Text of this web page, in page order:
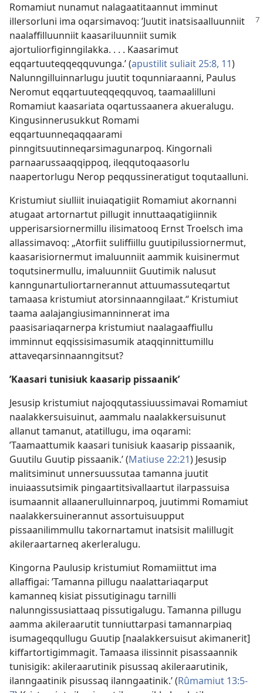
Romamiut nunamut nalagaatitaannut imminut
illersorluni ima oqarsimavoq: ’Juutit inatsisaalluunniit
naalaffilluunniit kaasariluunniit sumik
ajortuliorfiginngilakka. . . . Kaasarimut
eqqartuuteqqeqquvunga.’ (apustilit suliait 25:8, 11)
Nalunngilluinnarlugu juutit toqunniaraanni, Paulus
Neromut eqqartuuteqqeqquvoq, taamaalilluni
Romamiut kaasariata oqartussaanera akueralugu.
Kingusinnerusukkut Romami
eqqartuunneqaqqaarami
pinngitsuutinneqarsimagunarpoq. Kingornali
parnaarussaaqqippoq, ileqqutoqaasorlu
naapertorlugu Nerop peqqussineratigut toqutaalluni.
Kristumiut siulliit inuiaqatigiit Romamiut akornanni
atugaat artornartut pillugit innuttaaqatigiinnik
upperisarsiornermillu ilisimatooq Ernst Troelsch ima
allassimavoq: „Atorfiit suliffiillu guutipilussiornermut,
kaasarisiornermut imaluunniit aammik kuisinermut
toqutsinermullu, imaluunniit Guutimik nalusut
kanngunartuliortarnerannut attuumassuteqartut
tamaasa kristumiut atorsinnaanngilaat.“ Kristumiut
taama aalajangiusimanninnerat ima
paasisariaqarnerpa kristumiut naalagaaffiullu
imminnut eqqissisimasumik ataqqinnittumillu
attaveqarsinnaanngitsut?
’Kaasari tunisiuk kaasarip pissaanik’
Jesusip kristumiut najoqqutassiuussimavai Romamiut
naalakkersuisuinut, aammalu naalakkersuisunut
allanut tamanut, atatillugu, ima oqarami:
’Taamaattumik kaasari tunisiuk kaasarip pissaanik,
Guutilu Guutip pissaanik.’ (Matiuse 22:21) Jesusip
malitsiminut unnersuussutaa tamanna juutit
inuiaassutsimik pingaartitsivallaartut ilarpassuisa
isumaannit allaanerulluinnarpoq, juutimmi Romamiut
naalakkersuinerannut assortuisuupput
pissaanilimmullu takornartamut inatsisit malillugit
akileraartarneq akerleralugu.
Kingorna Paulusip kristumiut Romamiittut ima
allaffigai: ’Tamanna pillugu naalattariaqarput
kamanneq kisiat pissutiginagu tarnilli
nalunngissusiattaaq pissutigalugu. Tamanna pillugu
aamma akileraarutit tunniuttarpasi tamannarpiaq
isumageqqullugu Guutip [naalakkersuisut akimanerit]
kiffartortigimmagit. Tamaasa ilissinnit pisassaannik
tunisigik: akileraarutinik pisussaq akileraarutinik,
ilanngaatinik pisussaq ilanngaatinik.’ (Rûmamiut 13:5-